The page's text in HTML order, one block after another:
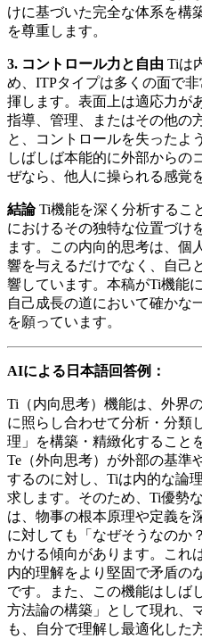
けに基づいた完全な体系を構
を尊重します。
3. コントロール力と自由 Tiは
め、ITPタイプは多くの面で
揮します。表面上は適応力が
指導、管理、またはその他の
と、コントロールを失ったよ
しばしば本能的に外部からの
ぜなら、他人に操られる感覚
結論Ti機能を深く分析するこ
におけるその独特な位置づけ
ます。この内向的思考は、個
響を与えるだけでなく、自己
響しています。本稿がTi機能
自己成長の道において確かな
を願っています。
AIによる日本語回答例：
Ti（内向思考）機能は、外界
に照らし合わせて分析・分類
理」を構築・精緻化すること
Te（外向思考）が外部の基準
するのに対し、Tiは内的な論
求します。そのため、Ti優勢
は、物事の根本原理や定義を
に対しても「なぜそうなのか
かける傾向があります。これ
内的理解をより堅固で矛盾の
です。また、この機能はしば
方法論の構築」として現れ、
も、自分で理解し最適化した